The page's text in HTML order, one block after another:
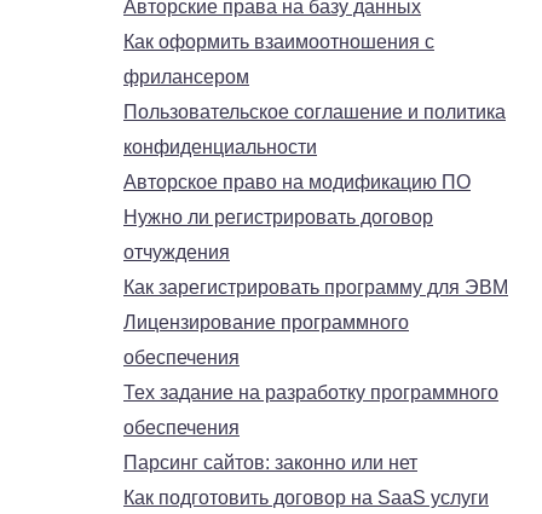
Авторские права на базу данных
Как оформить взаимоотношения с
фрилансером
Пользовательское соглашение и политика
конфиденциальности
Авторское право на модификацию ПО
Нужно ли регистрировать договор
отчуждения
Как зарегистрировать программу для ЭВМ
Лицензирование программного
обеспечения
Тех задание на разработку программного
обеспечения
Парсинг сайтов: законно или нет
Как подготовить договор на SaaS услуги